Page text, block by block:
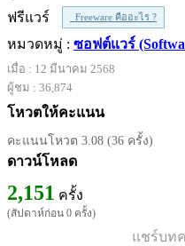
ฟรีแวร์
Freeware คืออะไร ?
หมวดหมู่ : ซอฟต์แวร์
เมื่อ : 12 มีนาคม 2568
ผู้ชม : 36,874
โหวตให้คะแนน
คะแนนโหวต 3.08 (36 ครั้ง)
ดาวน์โหลด
2,151 ครั้ง
(สัปดาห์ก่อน 0 ครั้ง)
แชร์บท